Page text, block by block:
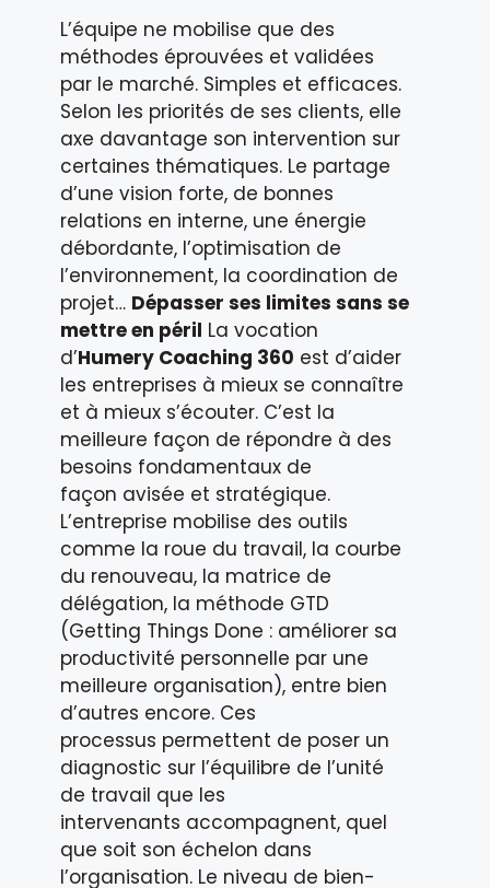
L’équipe ne mobilise que des
méthodes éprouvées et validées
par le marché. Simples et efficaces.
Selon les priorités de ses clients, elle
axe davantage son intervention sur
certaines thématiques. Le partage
d’une vision forte, de bonnes
relations en interne, une énergie
débordante, l’optimisation de
l’environnement, la coordination de
projet… Dépasser ses limites sans se
mettre en péril La vocation
d’Humery Coaching 360 est d’aider
les entreprises à mieux se connaître
et à mieux s’écouter. C’est la
meilleure façon de répondre à des
besoins fondamentaux de
façon avisée et stratégique.
L’entreprise mobilise des outils
comme la roue du travail, la courbe
du renouveau, la matrice de
délégation, la méthode GTD
(Getting Things Done : améliorer sa
productivité personnelle par une
meilleure organisation), entre bien
d’autres encore. Ces
processus permettent de poser un
diagnostic sur l’équilibre de l’unité
de travail que les
intervenants accompagnent, quel
que soit son échelon dans
l’organisation. Le niveau de bien-